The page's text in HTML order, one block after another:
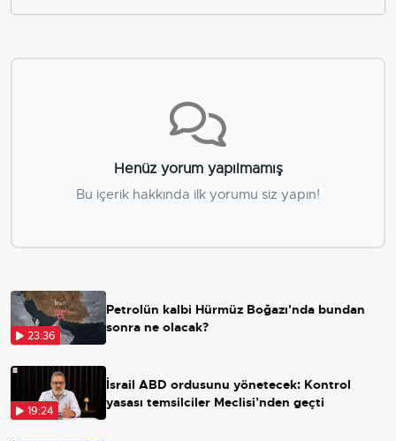
Henüz yorum yapılmamış
Bu içerik hakkında ilk yorumu siz yapın!
23:36
Petrolün kalbi Hürmüz Boğazı'nda bundan
sonra ne olacak?
19:24
İsrail ABD ordusunu yönetecek: Kontrol
yasası temsilciler Meclisi’nden geçti